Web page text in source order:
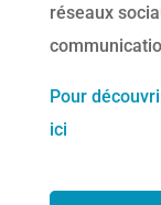
réseaux
Pour
ici